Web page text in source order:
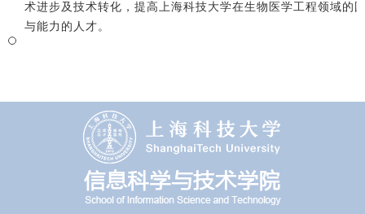
术进步及技术转化，提高上海科技大学在生物医学工程领域的
与能力的人才。